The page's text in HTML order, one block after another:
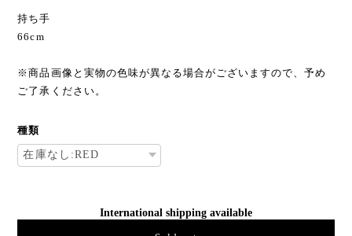
持ち手
66cm
※商品画像と実物の色味が異なる場合がございますので、予め
ご了承ください。
種類
International shipping available